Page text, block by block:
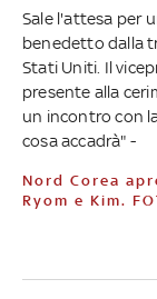
Sale l'attesa per
benedetto dalla
Stati Uniti. Il
presente alla
un incontro con
cosa accadrà" -
Nord Corea apre a Giochi, il sogno dei pattinatori
Ryom e Kim.